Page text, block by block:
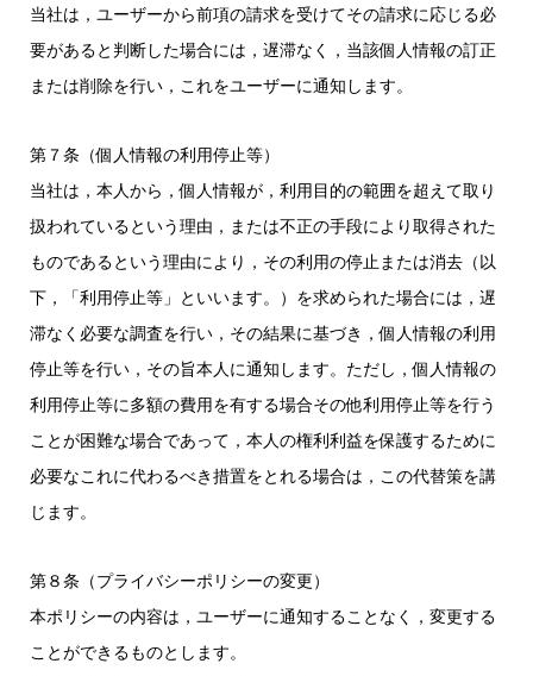
当社は，ユーザーから前項の請求を受けてその請求に応じる必
要があると判断した場合には，遅滞なく，当該個人情報の訂正
または削除を行い，これをユーザーに通知します。
第７条（個人情報の利用停止等）
当社は，本人から，個人情報が，利用目的の範囲を超えて取り
扱われているという理由，または不正の手段により取得された
ものであるという理由により，その利用の停止または消去（以
下，「利用停止等」といいます。）を求められた場合には，遅
滞なく必要な調査を行い，その結果に基づき，個人情報の利用
停止等を行い，その旨本人に通知します。ただし，個人情報の
利用停止等に多額の費用を有する場合その他利用停止等を行う
ことが困難な場合であって，本人の権利利益を保護するために
必要なこれに代わるべき措置をとれる場合は，この代替策を講
じます。
第８条（プライバシーポリシーの変更）
本ポリシーの内容は，ユーザーに通知することなく，変更する
ことができるものとします。